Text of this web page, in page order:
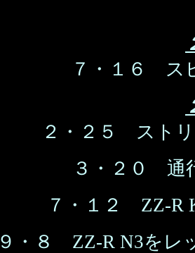
７・１６ ス
２・２５ スト
３・２０ 通
７・１２ ZZ-R
９・８ ZZ-R N3をレ